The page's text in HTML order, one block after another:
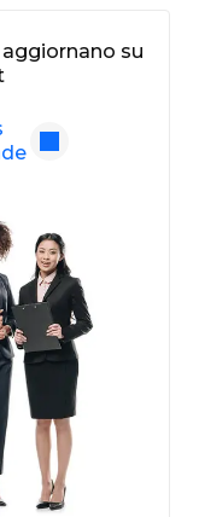
su